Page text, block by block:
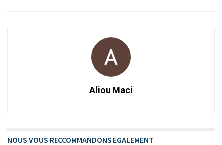
Aliou Maci
NOUS VOUS RECCOMMANDONS EGALEMENT